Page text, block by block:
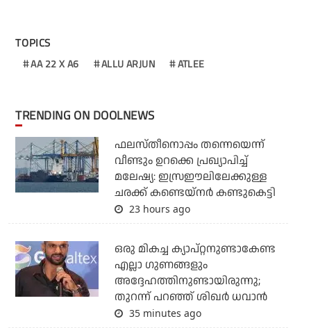
TOPICS
AA 22 X A6 ALLU ARJUN ATLEE
TRENDING ON DOOLNEWS
ഫലസ്തീനൊപ്പം തന്നെയെന്ന്
വീണ്ടും ഉറക്കെ പ്രഖ്യാപിച്ച്
മലേഷ്യ: ഇസ്രഈലിലേക്കുള്ള
ചരക്ക് കണ്ടെയ്‌നര്‍ കണ്ടുകെട്ടി
23 hours ago
ഒരു മികച്ച ക്യാപ്റ്റനുണ്ടാകേണ്ട
എല്ലാ ഗുണങ്ങളും
അദ്ദേഹത്തിനുണ്ടായിരുന്നു;
തുറന്ന് പറഞ്ഞ് ശിഖര്‍ ധവാന്‍
35 minutes ago